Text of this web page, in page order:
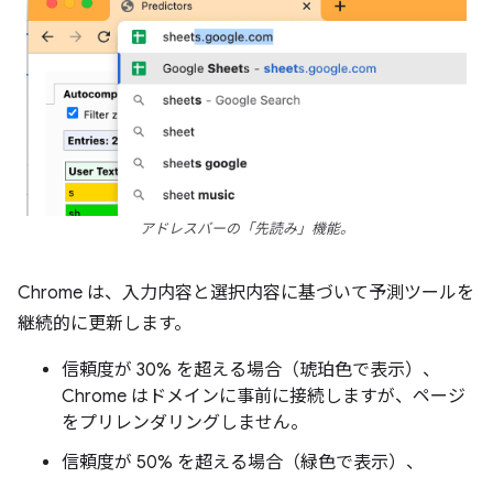
アドレスバーの「先読み」機能。
Chrome は、入力内容と選択内容に基づいて予測ツールを
継続的に更新します。
信頼度が 30% を超える場合（琥珀色で表示）、
Chrome はドメインに事前に接続しますが、ページ
をプリレンダリングしません。
信頼度が 50% を超える場合（緑色で表示）、